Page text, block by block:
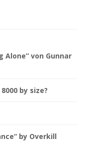
Alone” von Gunnar
by size?
by Overkill